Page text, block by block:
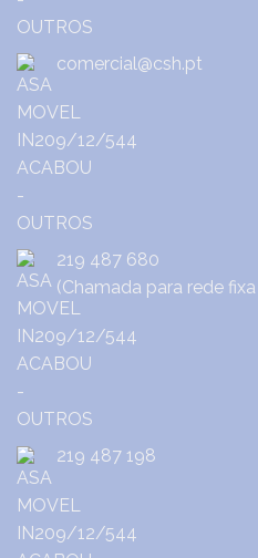
comercial@csh.pt
219 487 680
(Chamada para rede
219 487 198